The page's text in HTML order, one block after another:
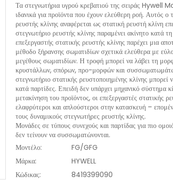
Τα στεγνωτήρια υγρού κρεβατιού της σειράς Hywell
ιδανικά για προϊόντα που έχουν ελεύθερη ροή. Αυτός ο
ρευστής κλίνης αναφέρεται ως στατική ρευστή κλίνη
στεγνωτήριο ρευστής κλίνης παραμένει ακίνητο κατά
επεξεργαστής στατικής ρευστής κλίνης παρέχει μια
μέθοδο ξήρανσης σωματιδίων σχετικά ελεύθερα με
μεγέθους σωματιδίων. Η τροφή μπορεί να λάβει τη
κρυστάλλων, σπόρων, προ-μορφών και
στεγνωτήριο στατικής ρευστοποιημένης κλίνης μπορεί
κατά παρτίδες. Επειδή δεν υπάρχει μηχανικό σύστημα
μετακίνηση του προϊόντος, οι επεξεργαστές στατικής
ελαφρύτεροι και απλούστεροι στην κατασκευή –
τους δυναμικούς στεγνωτήρες ρευστής κλίνης.
Μονάδες σε τύπους συνεχούς και παρτίδας για πιο
δεν τείνουν να συσσωματώνονται.
Μοντέλο:
FG/GFG
Μάρκα:
HYWELL
Κώδικας:
8419399090